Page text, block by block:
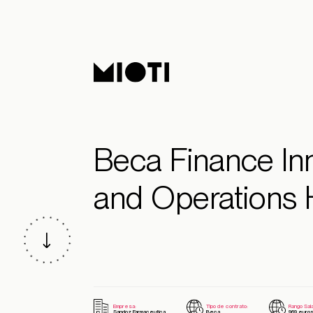
Beca Finance
and Operations
Empresa:
Sandoz Farmaceutica
Tipo de contrato:
Beca
Rango
969